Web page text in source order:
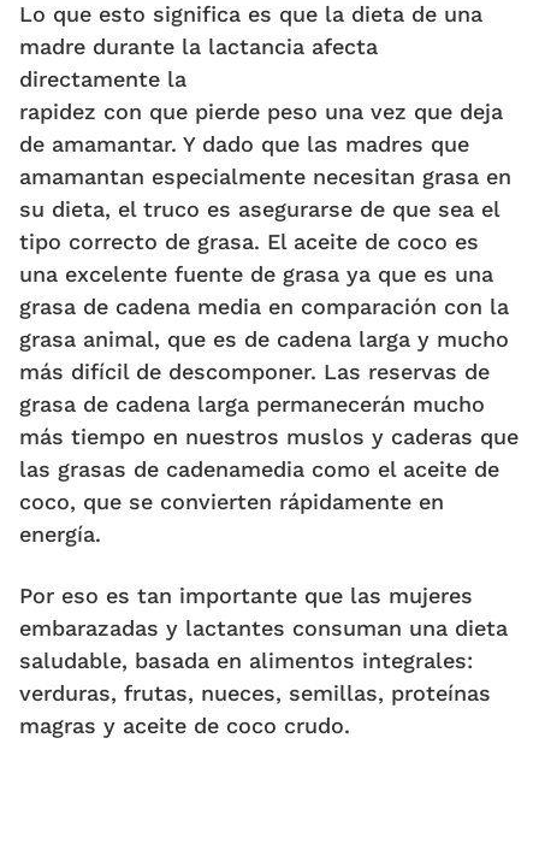
Lo que esto significa es que la dieta de una
madre durante la lactancia afecta
directamente la
rapidez con que pierde peso una vez que deja
de amamantar. Y dado que las madres que
amamantan especialmente necesitan grasa en
su dieta, el truco es asegurarse de que sea el
tipo correcto de grasa. El aceite de coco es
una excelente fuente de grasa ya que es una
grasa de cadena media en comparación con la
grasa animal, que es de cadena larga y mucho
más difícil de descomponer. Las reservas de
grasa de cadena larga permanecerán mucho
más tiempo en nuestros muslos y caderas que
las grasas de cadenamedia como el aceite de
coco, que se convierten rápidamente en
energía.
Por eso es tan importante que las mujeres
embarazadas y lactantes consuman una dieta
saludable, basada en alimentos integrales:
verduras, frutas, nueces, semillas, proteínas
magras y aceite de coco crudo.